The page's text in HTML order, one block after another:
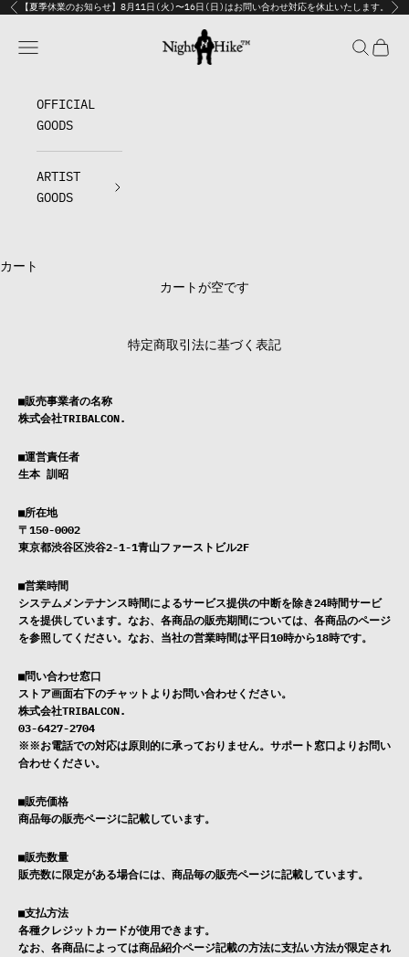
コンテンツへスキップ
前へ【夏季休業のお知らせ】8月11日(火)〜16日(日)はお問い合わせ対応を休止いたします。 次
NIGHT HIKE Official Store
メニュー 検索カート
OFFICIAL
GOODS
ARTIST
GOODS
カート
カートが空です
特定商取引法に基づく表記
■販売事業者の名称
株式会社TRIBALCON.
■運営責任者
生本 訓昭
■所在地
〒150-0002
東京都渋谷区渋谷2-1-1青山ファーストビル2F
■営業時間
システムメンテナンス時間によるサービス提供の中断を除き24時間サービ
スを提供しています。なお、各商品の販売期間については、各商品のページ
を参照してください。なお、当社の営業時間は平日10時から18時です。
■問い合わせ窓口
ストア画面右下のチャットよりお問い合わせください。
株式会社TRIBALCON.
03-6427-2704
※※お電話での対応は原則的に承っておりません。サポート窓口よりお問い
合わせください。
■販売価格
商品毎の販売ページに記載しています。
■販売数量
販売数に限定がある場合には、商品毎の販売ページに記載しています。
■支払方法
各種クレジットカードが使用できます。
なお、各商品によっては商品紹介ページ記載の方法に支払い方法が限定され